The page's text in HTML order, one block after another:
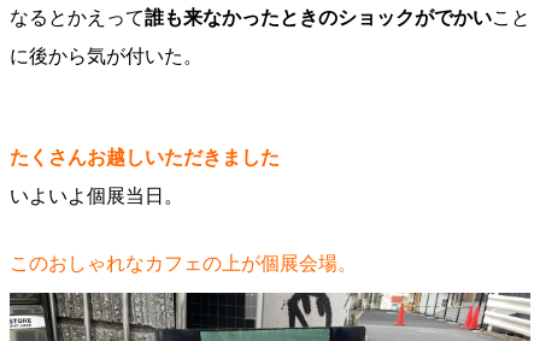
なるとかえって誰も来なかったときのショックがでかいこと
に後から気が付いた。
たくさんお越しいただきました
いよいよ個展当日。
このおしゃれなカフェの上が個展会場。